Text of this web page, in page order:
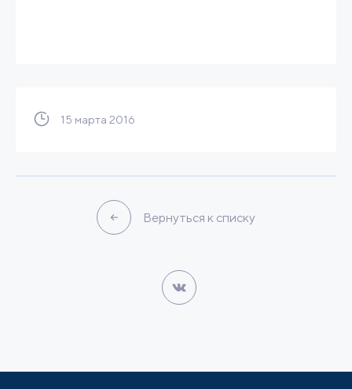
15 марта 2016
Вернуться к списку